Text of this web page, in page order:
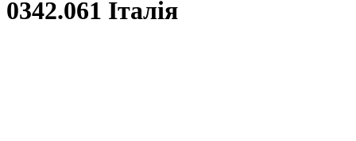
0342.061 Італія